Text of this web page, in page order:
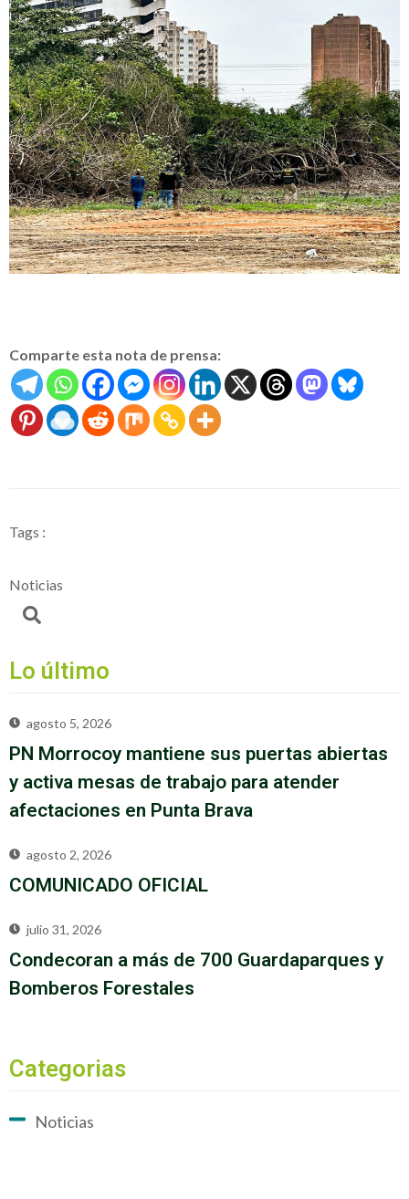
Comparte esta nota de prensa:
Tags :
Noticias
Lo último
agosto 5, 2026
PN Morrocoy mantiene sus puertas abiertas
y activa mesas de trabajo para atender
afectaciones en Punta Brava
agosto 2, 2026
COMUNICADO OFICIAL
julio 31, 2026
Condecoran a más de 700 Guardaparques y
Bomberos Forestales
Categorias
Noticias